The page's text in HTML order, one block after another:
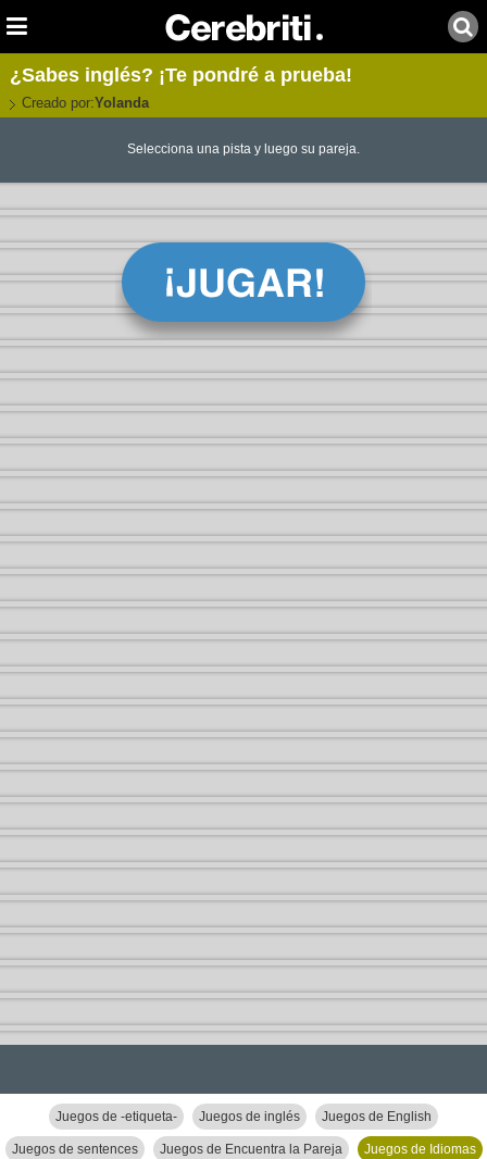
¿Sabes inglés? ¡Te pondré a prueba!
Creado por:Yolanda
Selecciona una pista y luego su pareja.
Juegos de -etiqueta- Juegos de inglés Juegos de English
Juegos de sentences Juegos de Encuentra la Pareja Juegos de Idiomas